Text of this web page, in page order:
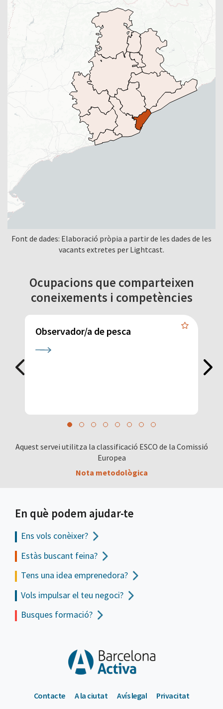
Font de dades: Elaboració pròpia a partir de les dades de les
vacants extretes per Lightcast.
Ocupacions que comparteixen
coneixements i competències
Observador/a de pesca
Aquest servei utilitza la classificació ESCO de la Comissió
Europea
Nota metodològica
En què podem ajudar-te
Ens vols conèixer?
Estàs buscant feina?
Tens una idea emprenedora?
Vols impulsar el teu negoci?
Busques formació?
Contacte A la ciutat Avís legal Privacitat